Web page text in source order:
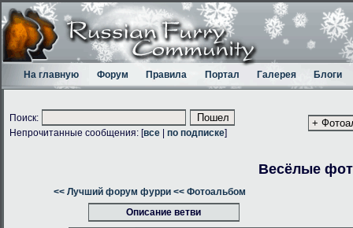
На главную Форум Правила Портал Галерея Блоги
Поиск:
Непрочитанные сообщения: [все по подписке]
Весёлые
<< Лучший форум фурри << Фотоальбом
Описание ветви